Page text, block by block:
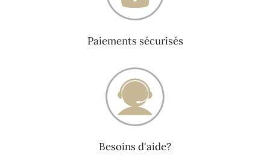
Paiements sécurisés
Besoins d'aide?